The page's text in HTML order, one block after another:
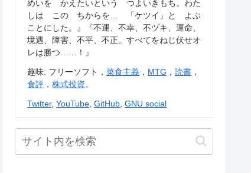
めいを かえたいという つよいきもち。わた
しは この ちからを… 「ケツイ」と よぶ
ことにした。』『不運、不幸、不ヅキ、運命、
境遇、障害、不平、不正。すべてをねじ伏せオ
レは勝つ……！』
趣味: フリーソフト， 菜食主義 ， MTG ， 読書 ，
食評 ， 株式投資。
Twitter, YouTube GitHub GNU social